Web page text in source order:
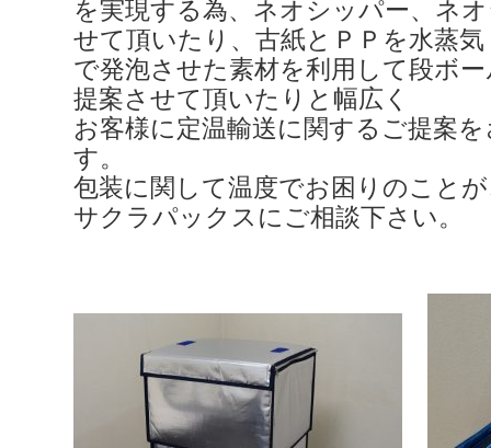
を実現する為、ネオシッパー、ネ
せて頂いたり、古紙とＰＰを水蒸気
で発泡させた素材を利用して段ボ
提案させて頂いたりと幅広く
お客様に定温輸送に関するご提案
す。
包装に関して温度でお困りのこと
サクラパックスにご相談下さい。